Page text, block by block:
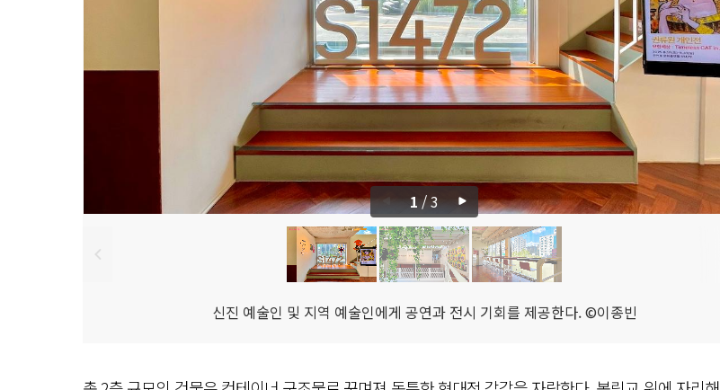
신진 예술인 및 지역 예술인에게 공연과 전시 기회를 제공한다. ©이종빈
1/3